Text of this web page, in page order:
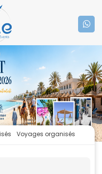
Voyages organisés